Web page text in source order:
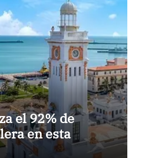
el 92% de
en esta